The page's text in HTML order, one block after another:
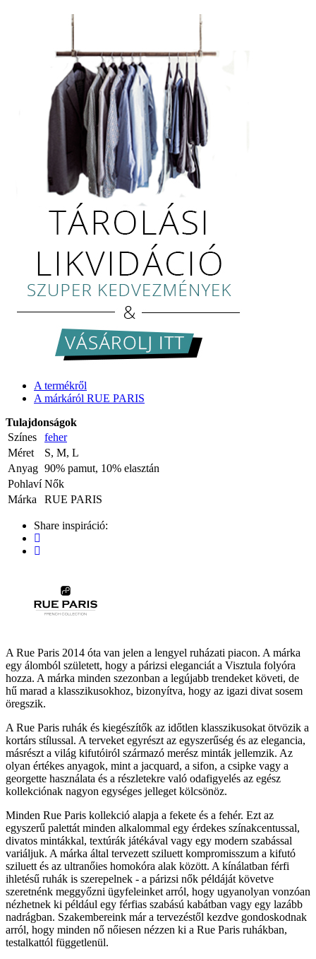
A termékről
A márkáról RUE PARIS
Tulajdonságok
Színes
feher
Méret
S, M, L
Anyag 90% pamut, 10% elasztán
Pohlaví Nők
Márka
RUE PARIS
Share inspiráció:
A Rue Paris 2014 óta van jelen a lengyel ruházati piacon. A márka
egy álomból született, hogy a párizsi eleganciát a Visztula folyóra
hozza. A márka minden szezonban a legújabb trendeket követi, de
hű marad a klasszikusokhoz, bizonyítva, hogy az igazi divat sosem
öregszik.
A Rue Paris ruhák és kiegészítők az időtlen klasszikusokat ötvözik a
kortárs stílussal. A terveket egyrészt az egyszerűség és az elegancia,
másrészt a világ kifutóiról származó merész minták jellemzik. Az
olyan értékes anyagok, mint a jacquard, a sifon, a csipke vagy a
georgette használata és a részletekre való odafigyelés az egész
kollekciónak nagyon egységes jelleget kölcsönöz.
Minden Rue Paris kollekció alapja a fekete és a fehér. Ezt az
egyszerű palettát minden alkalommal egy érdekes színakcentussal,
divatos mintákkal, textúrák játékával vagy egy modern szabással
variáljuk. A márka által tervezett sziluett kompromisszum a kifutó
sziluett és az ultranőies homokóra alak között. A kínálatban férfi
ihletésű ruhák is szerepelnek - a párizsi nők példáját követve
szeretnénk meggyőzni ügyfeleinket arról, hogy ugyanolyan vonzóan
nézhetnek ki például egy férfias szabású kabátban vagy egy lazább
nadrágban. Szakembereink már a tervezéstől kezdve gondoskodnak
arról, hogy minden nő nőiesen nézzen ki a Rue Paris ruhákban,
testalkattól függetlenül.